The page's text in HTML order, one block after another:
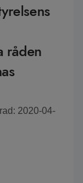
råden
2020-04-